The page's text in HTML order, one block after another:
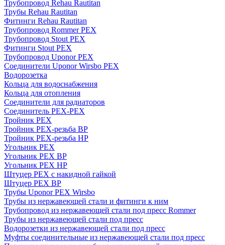
Трубопровод Rehau Rautitan
Трубы Rehau Rautitan
Фитинги Rehau Rautitan
Трубопровод Rommer PEX
Трубопровод Stout PEX
Фитинги Stout PEX
Трубопровод Uponor PEX
Соединители Uponor Wirsbo PEX
Водорозетка
Кольца для водоснабжения
Кольца для отопления
Соединители для радиаторов
Соединитель PEX-PEX
Тройник PEX
Тройник PEX-резьба ВР
Тройник PEX-резьба НР
Угольник PEX
Угольник PEX ВР
Угольник PEX НР
Штуцер PEX c накидной гайкой
Штуцер PEX ВР
Трубы Uponor PEX Wirsbo
Трубы из нержавеющей стали и фитинги к ним
Трубопровод из нержавеющей стали под пресс Rommer
Трубы из нержавеющей стали под пресс
Водорозетки из нержавеющей стали под пресс
Муфты соединительные из нержавеющей стали под пресс